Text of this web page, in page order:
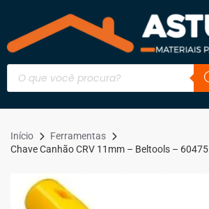
Início
Ferramentas
Chave Canhão CRV 11mm – Beltools – 60475